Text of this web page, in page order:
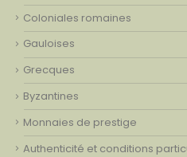
Coloniales romaines
Gauloises
Grecques
Byzantines
Monnaies de prestige
Authenticité et conditions